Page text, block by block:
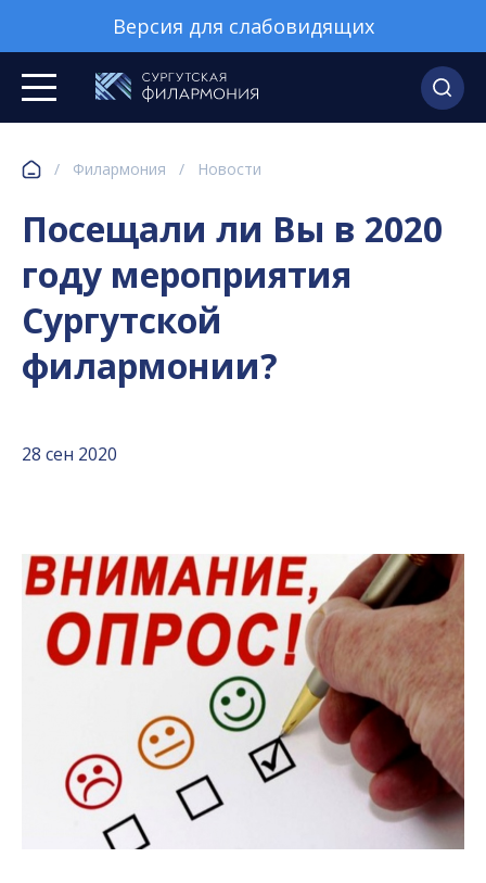
Версия для слабовидящих
/ Филармония / Новости
Посещали ли Вы в 2020
году мероприятия
Сургутской
филармонии?
28 сен 2020